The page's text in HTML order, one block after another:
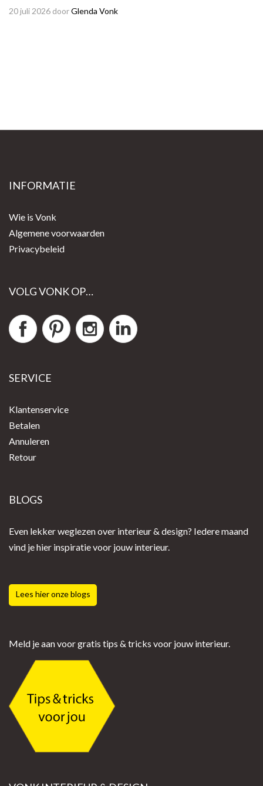
20 juli 2026 doorGlenda Vonk
INFORMATIE
Wie is Vonk
Algemene voorwaarden
Privacybeleid
VOLG VONK OP…
SERVICE
Klantenservice
Betalen
Annuleren
Retour
BLOGS
Even lekker weglezen over interieur & design? Iedere maand
vind je hier inspiratie voor jouw interieur.
Lees hier onze blogs
Meld je aan voor gratis tips & tricks voor jouw interieur.